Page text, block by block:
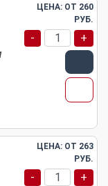
ЦЕНА: ОТ 260
РУБ.
- +
ЦЕНА: ОТ 263
РУБ.
- +